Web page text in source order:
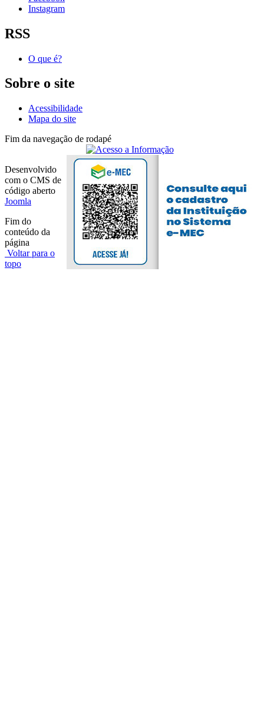
Instagram
RSS
O que é?
Sobre o site
Acessibilidade
Mapa do site
Fim da navegação de rodapé
Desenvolvido
com o CMS de
código aberto
Joomla
Fim do
conteúdo da
página
Voltar para o
topo